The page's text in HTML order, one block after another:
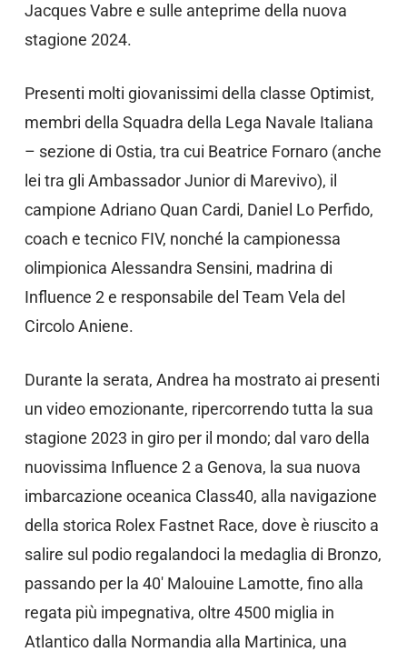
Jacques Vabre e sulle anteprime della nuova
stagione 2024.
Presenti molti giovanissimi della classe Optimist,
membri della Squadra della Lega Navale Italiana
– sezione di Ostia, tra cui Beatrice Fornaro (anche
lei tra gli Ambassador Junior di Marevivo), il
campione Adriano Quan Cardi, Daniel Lo Perfido,
coach e tecnico FIV, nonché la campionessa
olimpionica Alessandra Sensini, madrina di
Influence 2 e responsabile del Team Vela del
Circolo Aniene.
Durante la serata, Andrea ha mostrato ai presenti
un video emozionante, ripercorrendo tutta la sua
stagione 2023 in giro per il mondo; dal varo della
nuovissima Influence 2 a Genova, la sua nuova
imbarcazione oceanica Class40, alla navigazione
della storica Rolex Fastnet Race, dove è riuscito a
salire sul podio regalandoci la medaglia di Bronzo,
passando per la 40′ Malouine Lamotte, fino alla
regata più impegnativa, oltre 4500 miglia in
Atlantico dalla Normandia alla Martinica, una